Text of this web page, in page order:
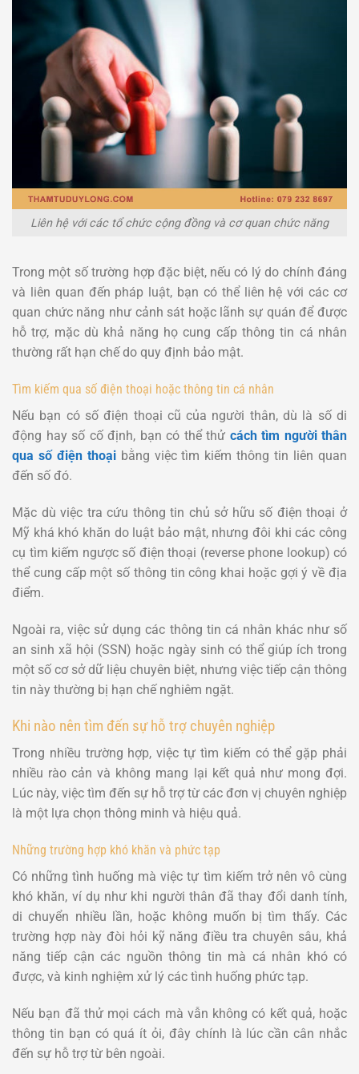
Liên hệ với các tổ chức cộng đồng và cơ quan chức năng
Trong một số trường hợp đặc biệt, nếu có lý do chính đáng
và liên quan đến pháp luật, bạn có thể liên hệ với các cơ
quan chức năng như cảnh sát hoặc lãnh sự quán để được
hỗ trợ, mặc dù khả năng họ cung cấp thông tin cá nhân
thường rất hạn chế do quy định bảo mật.
Tìm kiếm qua số điện thoại hoặc thông tin cá nhân
Nếu bạn có số điện thoại cũ của người thân, dù là số di
động hay số cố định, bạn có thể thử cách tìm người thân
qua số điện thoạibằng việc tìm kiếm thông tin liên quan
đến số đó.
Mặc dù việc tra cứu thông tin chủ sở hữu số điện thoại ở
Mỹ khá khó khăn do luật bảo mật, nhưng đôi khi các công
cụ tìm kiếm ngược số điện thoại (reverse phone lookup) có
thể cung cấp một số thông tin công khai hoặc gợi ý về địa
điểm.
Ngoài ra, việc sử dụng các thông tin cá nhân khác như số
an sinh xã hội (SSN) hoặc ngày sinh có thể giúp ích trong
một số cơ sở dữ liệu chuyên biệt, nhưng việc tiếp cận thông
tin này thường bị hạn chế nghiêm ngặt.
Khi nào nên tìm đến sự hỗ trợ chuyên nghiệp
Trong nhiều trường hợp, việc tự tìm kiếm có thể gặp phải
nhiều rào cản và không mang lại kết quả như mong đợi.
Lúc này, việc tìm đến sự hỗ trợ từ các đơn vị chuyên nghiệp
là một lựa chọn thông minh và hiệu quả.
Những trường hợp khó khăn và phức tạp
Có những tình huống mà việc tự tìm kiếm trở nên vô cùng
khó khăn, ví dụ như khi người thân đã thay đổi danh tính,
di chuyển nhiều lần, hoặc không muốn bị tìm thấy. Các
trường hợp này đòi hỏi kỹ năng điều tra chuyên sâu, khả
năng tiếp cận các nguồn thông tin mà cá nhân khó có
được, và kinh nghiệm xử lý các tình huống phức tạp.
Nếu bạn đã thử mọi cách mà vẫn không có kết quả, hoặc
thông tin bạn có quá ít ỏi, đây chính là lúc cần cân nhắc
đến sự hỗ trợ từ bên ngoài.